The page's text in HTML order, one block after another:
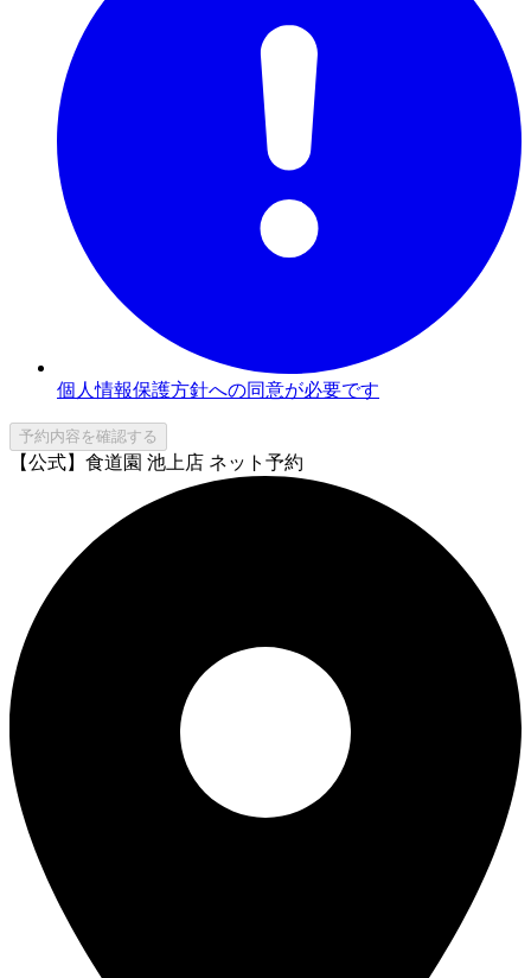
個人情報保護方針への同意が必要です
予約内容を確認する
【公式】食道園 池上店 ネット予約